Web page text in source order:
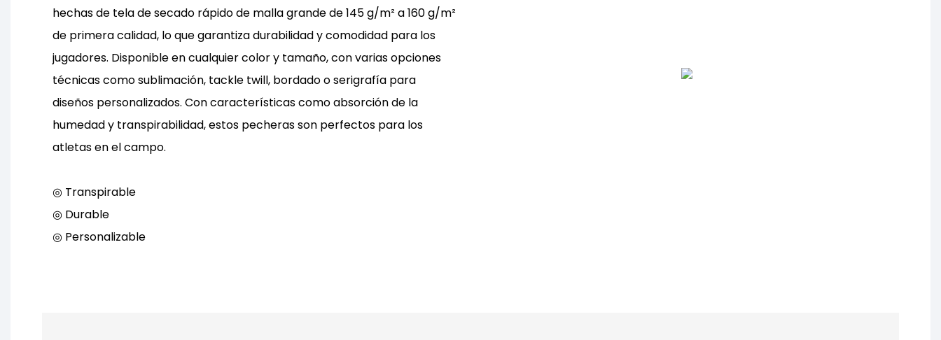
hechas de tela de secado rápido de malla grande de 145 g/m² a 160 g/m²
de primera calidad, lo que garantiza durabilidad y comodidad para los
jugadores. Disponible en cualquier color y tamaño, con varias opciones
técnicas como sublimación, tackle twill, bordado o serigrafía para
diseños personalizados. Con características como absorción de la
humedad y transpirabilidad, estos pecheras son perfectos para los
atletas en el campo.
◎ Transpirable
◎ Durable
◎ Personalizable